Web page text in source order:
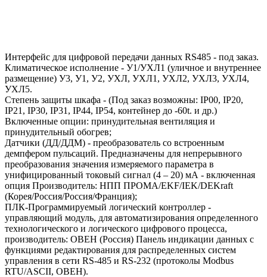
Интерфейс для цифровой передачи данных RS485 - под заказ.
Климатическое исполнение - У1/УХЛ1 (уличное и внутреннее
размещение) У3, У1, У2, УХЛ, УХЛ1, УХЛ2, УХЛ3, УХЛ4,
УХЛ5.
Степень защиты шкафа - (Под заказ возможны: IP00, IP20,
IP21, IP30, IP31, IP44, IP54, контейнер до -60t. и др.)
Включенные опции: принудительная вентиляция и
принудительный обогрев;
Датчики (ДД/ДДМ) - преобразователь со встроенным
демпфером пульсаций. Предназначены для непрерывного
преобразования значения измеряемого параметра в
унифицированный токовый сигнал (4 – 20) мА - включенная
опция Производитель: НПП ПРОМА/EKF/IEK/DEKraft
(Корея/Россия/Россия/Франция);
ПЛК-Программируемый логический контроллер -
управляющий модуль, для автоматизирования определенного
технологического и логического цифрового процесса,
производитель: ОВЕН (Россия) Панель индикации данных с
функциями редактирования для распределенных систем
управления в сети RS-485 и RS-232 (протоколы Modbus
RTU/ASCII, ОВЕН).